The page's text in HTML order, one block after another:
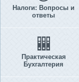
Налоги: Вопросы и
ответы
Практическая
Бухгалтерия